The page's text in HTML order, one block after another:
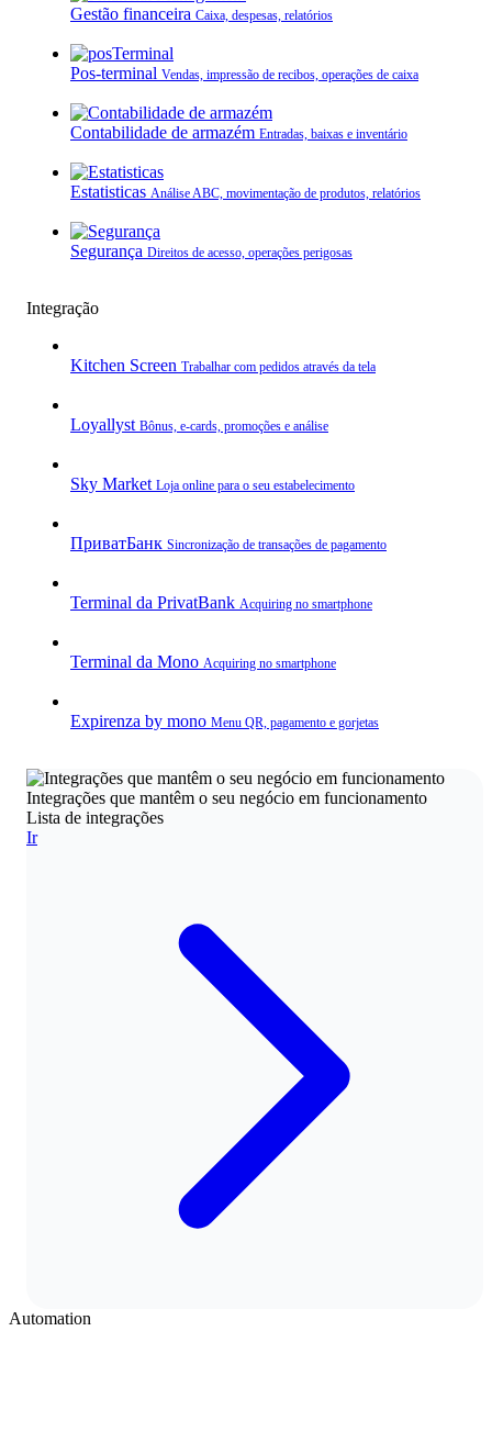
Gestão financeira Caixa, despesas, relatórios
Pos-terminal Vendas, impressão de recibos, operações de caixa
Contabilidade de armazém Entradas, baixas e inventário
Estatisticas Análise ABC, movimentação de produtos, relatórios
Segurança Direitos de acesso, operações perigosas
Integração
Kitchen Screen Trabalhar com pedidos através da tela
Loyallyst Bônus, e‑cards, promoções e análise
Sky Market Loja online para o seu estabelecimento
ПриватБанк Sincronização de transações de pagamento
Terminal da PrivatBank Acquiring no smartphone
Terminal da Mono Acquiring no smartphone
Expirenza by mono Menu QR, pagamento e gorjetas
Integrações que mantêm o seu negócio em funcionamento
Lista de integrações
Ir
Automation